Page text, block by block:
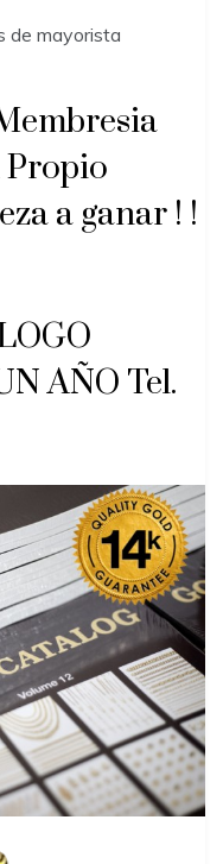
de mayorista
a ganar ! !
AÑO Tel.